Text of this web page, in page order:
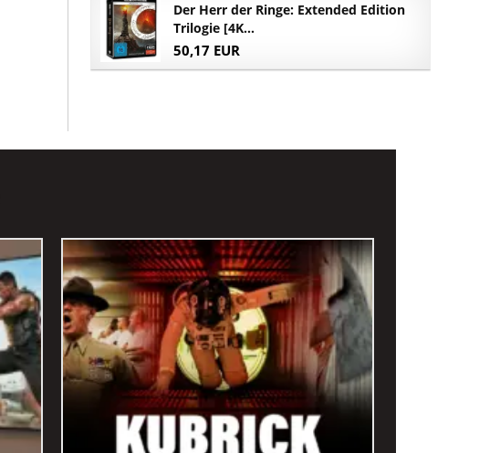
Der Herr der Ringe: Extended Edition
Trilogie [4K...
50,17 EUR